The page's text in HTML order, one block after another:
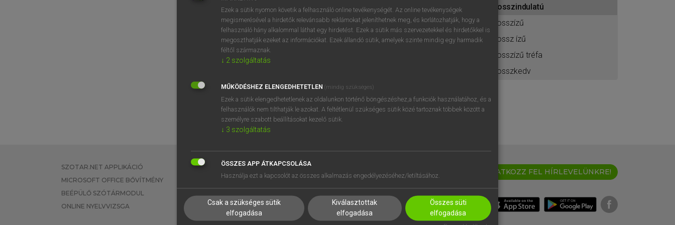
BELÉPÉS
próbaverziójának elindításához
regisztrálok ésbelépek.
REGISZTRÁCIÓ
rosszindulatú
rosszízű
rossz ízű
rosszízű tréfa
rosszkedv
SZOTAR.NET APPLIKÁCIÓ
MICROSOFT OFFICE BŐVÍTMÉNY
BEÉPÜLŐ SZÓTÁRMODUL
ONLINE NYELVVIZSGA
EGYÉNI FELHASZNÁLÓKNAK
TANULÓKNAK
VÁLLALATI MEGOLDÁSOK
SÚGÓ
RÓLUNK
SÜTI BEÁLLÍTÁSOK
IRATKOZZ FEL HÍRLEVELÜNKRE!
Ezek a sütik nyomon követik a felhasználó online tevékenységét. Az online tevékenységek
megismerésével a hirdetők relevánsabb reklámokat jeleníthetnek meg, és korlátozhatják, hogy a
felhasználó hány alkalommal láthat egy hirdetést. Ezek a sütik más szervezetekkel és hirdetőkkel is
megoszthatják ezeket az információkat. Ezek állandó sütik, amelyek szinte mindig egy harmadik
féltől származnak.
↓ 2 szolgáltatás
MŰKÖDÉSHEZ ELENGEDHETETLEN (mindig szükséges)
Ezek a sütik elengedhetetlenek az oldalunkon történő böngészéshez,a funkciók használatához, és a
felhasználók nem tilthatják le azokat. A feltétlenül szükséges sütik közé tartoznak többek között a
személyre szabott beállításokat kezelő sütik.
↓ 3 szolgáltatás
ÖSSZES APP ÁTKAPCSOLÁSA
Használja ezt a kapcsolót az összes alkalmazás engedélyezéséhez/letiltásához.
Csak a szükséges sütik
elfogadása
Kiválasztottak
elfogadása
Összes süti
elfogadása